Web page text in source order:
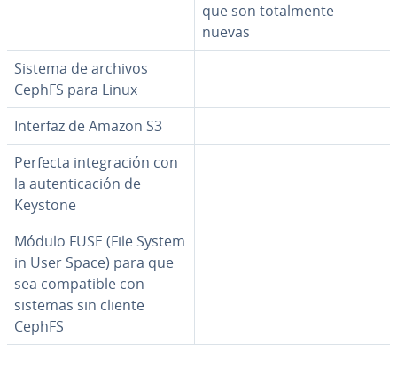
que son to­ta­l­me­n­te
nuevas
Sistema de archivos
CephFS para Linux
Interfaz de Amazon S3
Perfecta in­te­gra­ción con
la au­te­n­ti­ca­ción de
Keystone
Módulo FUSE (File System
in User Space) para que
sea co­m­pa­ti­ble con
sistemas sin cliente
CephFS